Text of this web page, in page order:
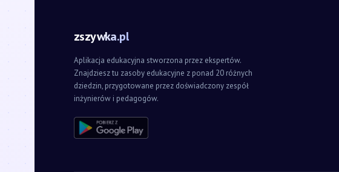
zszywka.pl
Aplikacja edukacyjna stworzona przez ekspertów.
Znajdziesz tu zasoby edukacyjne z ponad 20 różnych
dziedzin, przygotowane przez doświadczony zespół
inżynierów i pedagogów.